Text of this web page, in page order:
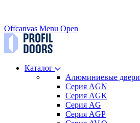
Offcanvas Menu Open
Каталог
Алюминиевые двери
Серия AGN
Серия AGK
Серия AG
Серия AGP